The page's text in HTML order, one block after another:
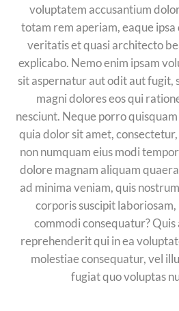
voluptatem accusantium
totam rem aperiam, eaque
veritatis et quasi architecto
explicabo. Nemo enim ipsam
sit aspernatur aut odit aut fugit,
magni dolores eos qui
nesciunt. Neque porro
quia dolor sit amet,
non numquam eius modi
dolore magnam aliquam
ad minima veniam, quis
corporis suscipit laboriosam,
commodi consequatur?
reprehenderit qui in ea
molestiae consequatur, vel
fugiat quo voluptas